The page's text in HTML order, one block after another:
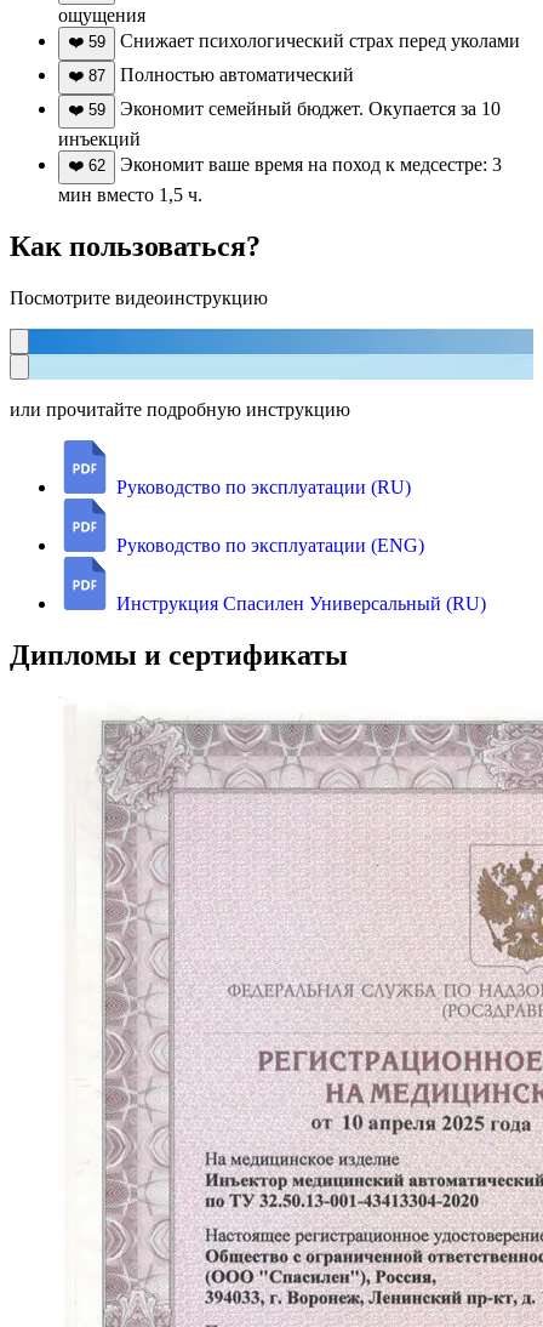
ощущения
❤️ 59 Снижает психологический страх перед уколами
❤️ 87 Полностью автоматический
❤️ 59
Экономит семейный бюджет. Окупается за 10
инъекций
❤️ 62
Экономит ваше время на поход к медсестре: 3
мин вместо 1,5 ч.
Как пользоваться?
Посмотрите видеоинструкцию
или прочитайте подробную инструкцию
Руководство по эксплуатации (RU)
Руководство по эксплуатации (ENG)
Инструкция Спасилен Универсальный (RU)
Дипломы и сертификаты